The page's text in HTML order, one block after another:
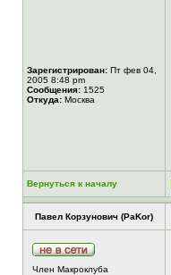
Зарегистрирован: Пт фев 04,
2005 8:48 pm
Сообщения: 1525
Откуда: Москва
Вернуться к началу
Павел Корзунович (PaKor)
Член Макроклуба